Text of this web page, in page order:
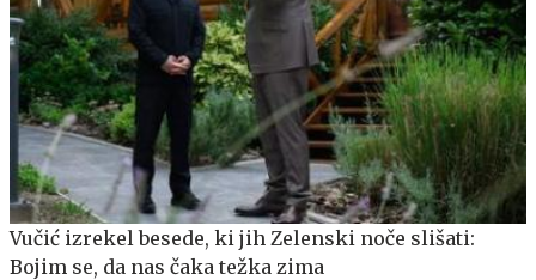
Vučić izrekel besede, ki jih Zelenski noče slišati:
Bojim se, da nas čaka težka zima